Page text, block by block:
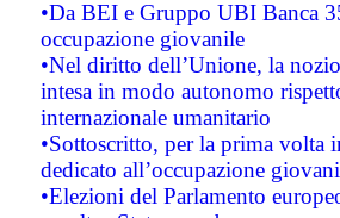
•Da BEI e Gruppo UBI Banca
occupazione giovanile
•Nel diritto dell’Unione, la
intesa in modo autonomo
internazionale umanitario
•Sottoscritto, per la prima volta
dedicato all’occupazione
•Elezioni del Parlamento